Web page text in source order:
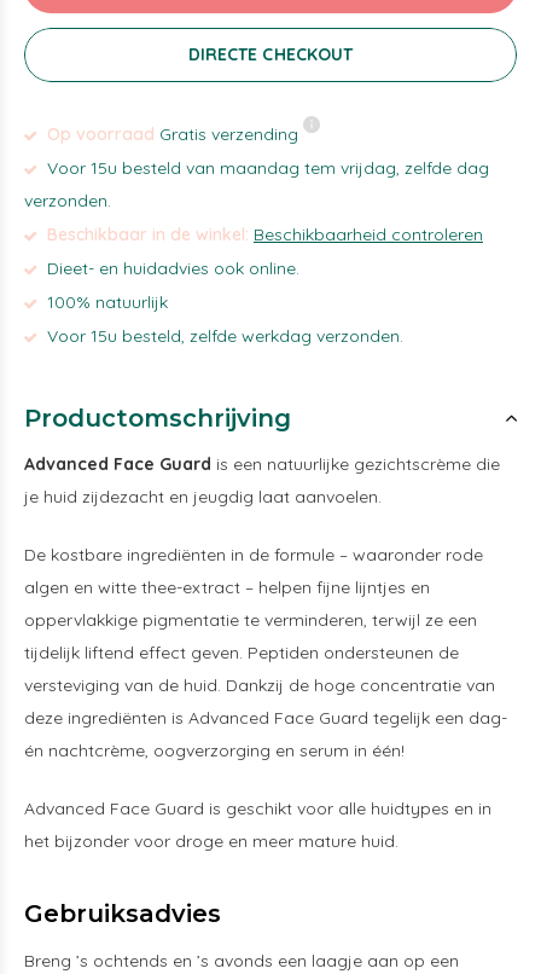
DIRECTE CHECKOUT
Op voorraad Gratis verzending
Voor 15u besteld van maandag tem vrijdag, zelfde dag
verzonden.
Beschikbaar in de winkel: Beschikbaarheid controleren
Dieet- en huidadvies ook online.
100% natuurlijk
Voor 15u besteld, zelfde werkdag verzonden.
Productomschrijving
Advanced Face Guard is een natuurlijke gezichtscrème die
je huid zijdezacht en jeugdig laat aanvoelen.
De kostbare ingrediënten in de formule – waaronder rode
algen en witte thee-extract – helpen fijne lijntjes en
oppervlakkige pigmentatie te verminderen, terwijl ze een
tijdelijk liftend effect geven. Peptiden ondersteunen de
versteviging van de huid. Dankzij de hoge concentratie van
deze ingrediënten is Advanced Face Guard tegelijk een dag-
én nachtcrème, oogverzorging en serum in één!
Advanced Face Guard is geschikt voor alle huidtypes en in
het bijzonder voor droge en meer mature huid.
Gebruiksadvies
Breng ’s ochtends en ’s avonds een laagje aan op een